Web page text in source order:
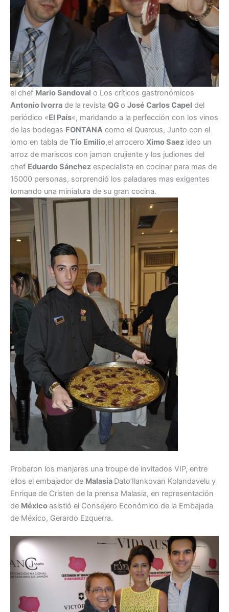
el chef Mario Sandoval o Los críticos gastronómicos
Antonio Ivorra de la revista QGo José Carlos Capel del
periódico «El País«, maridando a la perfección con los vinos
de las bodegas FONTANA como el Quercus, Junto con el
lomo en tabla de Tío Emilio,el arrocero Ximo Saez ideo un
arroz de mariscos con jamon crujiente y los judiones del
chef Eduardo Sánchez especialista en cocinar para mas de
15000 personas, sorprendió los paladares mas exigentes
tomando una miniatura de su gran cocina.
Probaron los manjares una troupe de invitados VIP, entre
ellos el embajador de Malasia Dato’Ilankovan Kolandavelu y
Enrique de Cristen de la prensa Malasia, en representación
de Méxicoasistió el Consejero Económico de la Embajada
de México, Gerardo Ezquerra.